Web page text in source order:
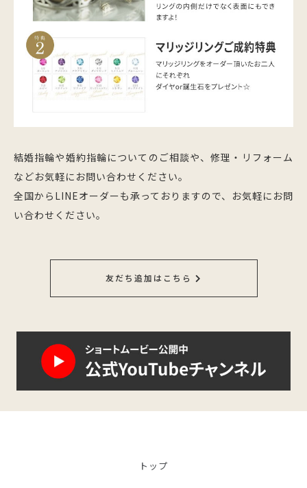
結婚指輪や婚約指輪についてのご相談や、修理・リフォーム
などお気軽にお問い合わせください。
全国からLINEオーダーも承っておりますので、お気軽にお問
い合わせください。
友だち追加はこちら
トップ